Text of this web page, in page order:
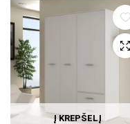
Į KREPŠELĮ